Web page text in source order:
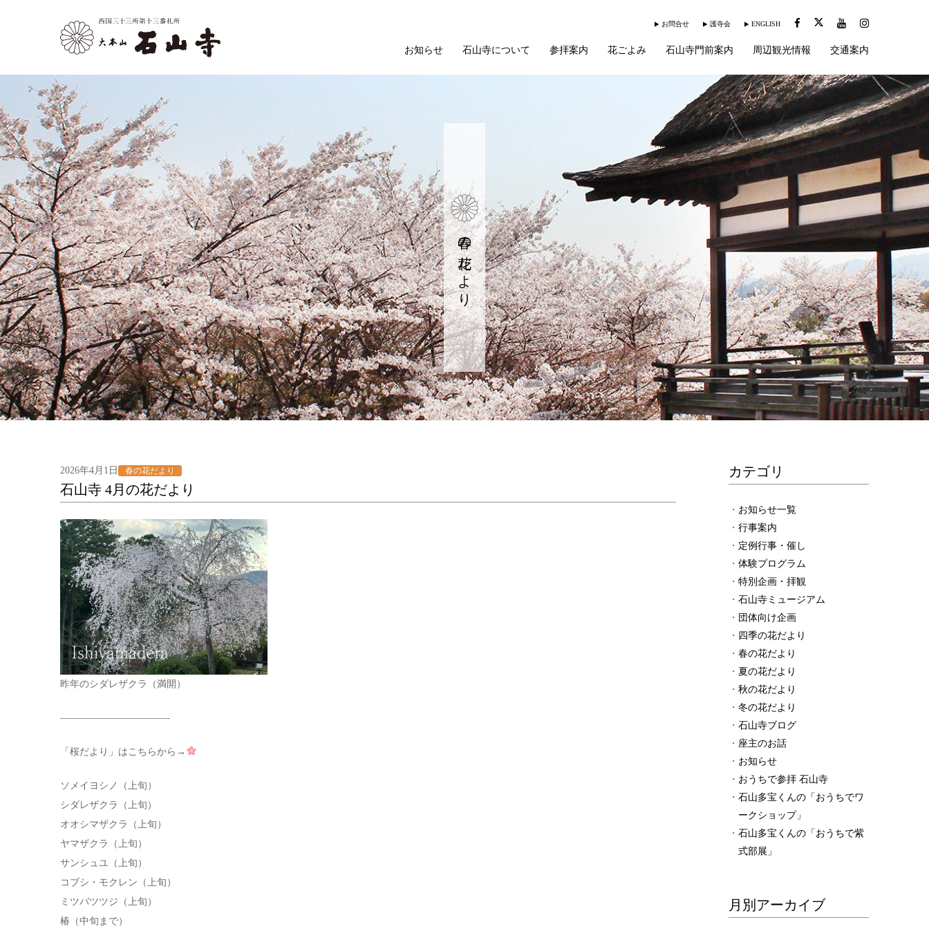
お問合せ 護寺会 ENGLISH
お知らせ 石山寺について 参拝案内 花ごよみ 石山寺門前案内 周辺観光情報 交通案内
春の花だより
2026年4月1日 春の花だより
石山寺 4月の花だより
昨年のシダレザクラ（満開）
———————————-
「桜だより」はこちらから→
ソメイヨシノ（上旬）
シダレザクラ（上旬）
オオシマザクラ（上旬）
ヤマザクラ（上旬）
サンシュユ（上旬）
コブシ・モクレン（上旬）
ミツバツツジ（上旬）
椿（中旬まで）
カテゴリ
お知らせ一覧
行事案内
定例行事・催し
体験プログラム
特別企画・拝観
石山寺ミュージアム
団体向け企画
四季の花だより
春の花だより
夏の花だより
秋の花だより
冬の花だより
石山寺ブログ
座主のお話
お知らせ
おうちで参拝 石山寺
石山多宝くんの「おうちでワ
ークショップ」
石山多宝くんの「おうちで紫
式部展」
月別アーカイブ